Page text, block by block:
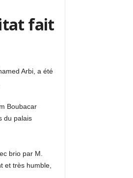
fait
Arbi, a été
Boubacar
du palais
brio par M.
et très humble,